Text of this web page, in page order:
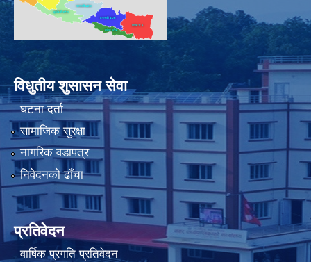
विधुतीय शुसासन सेवा
घटना दर्ता
सामाजिक सुरक्षा
नागरिक वडापत्र
निवेदनको ढाँचा
प्रतिवेदन
वार्षिक प्रगति प्रतिवेदन